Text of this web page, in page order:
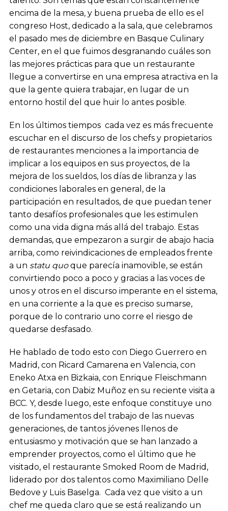
encima de la mesa, y buena prueba de ello es el
congreso Host, dedicado a la sala, que celebramos
el pasado mes de diciembre en Basque Culinary
Center, en el que fuimos desgranando cuáles son
las mejores prácticas para que un restaurante
llegue a convertirse en una empresa atractiva en la
que la gente quiera trabajar, en lugar de un
entorno hostil del que huir lo antes posible.
En los últimos tiempos cada vez es más frecuente
escuchar en el discurso de los chefs y propietarios
de restaurantes menciones a la importancia de
implicar a los equipos en sus proyectos, de la
mejora de los sueldos, los días de libranza y las
condiciones laborales en general, de la
participación en resultados, de que puedan tener
tanto desafíos profesionales que les estimulen
como una vida digna más allá del trabajo. Estas
demandas, que empezaron a surgir de abajo hacia
arriba, como reivindicaciones de empleados frente
a un statu quoque parecía inamovible, se están
convirtiendo poco a poco y gracias a las voces de
unos y otros en el discurso imperante en el sistema,
en una corriente a la que es preciso sumarse,
porque de lo contrario uno corre el riesgo de
quedarse desfasado.
He hablado de todo esto con Diego Guerrero en
Madrid, con Ricard Camarena en Valencia, con
Eneko Atxa en Bizkaia, con Enrique Fleischmann
en Getaria, con Dabiz Muñoz en su reciente visita a
BCC. Y, desde luego, este enfoque constituye uno
de los fundamentos del trabajo de las nuevas
generaciones, de tantos jóvenes llenos de
entusiasmo y motivación que se han lanzado a
emprender proyectos, como el último que he
visitado, el restaurante Smoked Room de Madrid,
liderado por dos talentos como Maximiliano Delle
Bedove y Luis Baselga. Cada vez que visito a un
chef me queda claro que se está realizando un